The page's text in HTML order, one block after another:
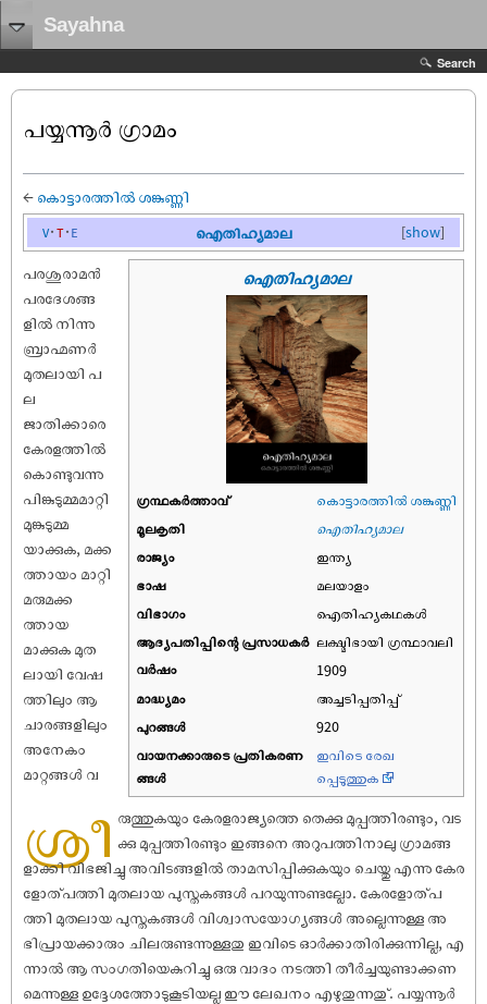
Sayahna
Search
പയ്യന്നൂർ ഗ്രാമം
← കൊട്ടാരത്തിൽ ശങ്കുണ്ണി
[show]
v t e ഐതിഹ്യമാല
ഐതിഹ്യമാല
ഗ്രന്ഥകർത്താവ്
കൊട്ടാരത്തിൽ ശങ്കുണ്ണി
മൂലകൃതി
ഐതിഹ്യമാല
രാജ്യം
ഇന്ത്യ
ഭാഷ
മലയാളം
വിഭാഗം
ഐതിഹ്യകഥകൾ
ആദ്യപതിപ്പിന്റെ പ്രസാധകര്‍ ലക്ഷ്മിഭായി ഗ്രന്ഥാവലി
വര്‍ഷം
1909
മാദ്ധ്യമം
അച്ചടിപ്പതിപ്പ്
പുറങ്ങള്‍
920
വായനക്കാരുടെ പ്രതികരണ
ങ്ങള്‍
ഇവിടെ രേഖ
പ്പെടുത്തുക
ശ്രീ
പരശുരാമൻ
പരദേശങ്ങ
ളിൽ നിന്നു
ബ്രാഹ്മണർ
മുതലായി പ
ല
ജാതിക്കാരെ
കേരളത്തിൽ
കൊണ്ടുവന്നു
പിങ്കുടുമ്മമാറ്റി
മുങ്കുടുമ്മ
യാക്കുക, മക്ക
ത്തായം മാറ്റി
മരുമക്ക
ത്തായ
മാക്കുക മുത
ലായി വേ‌ഷ
ത്തിലും ആ
ചാരങ്ങളിലും
അനേകം
മാറ്റങ്ങൾ വ
രുത്തുകയും കേരളരാജ്യത്തെ തെക്കു മുപ്പത്തിരണ്ടും, വട
ക്കു മുപ്പത്തിരണ്ടും ഇങ്ങനെ അറുപത്തിനാലു ഗ്രാമങ്ങ
ളാക്കി വിഭജിച്ചു അവിടങ്ങളിൽ താമസിപ്പിക്കുകയും ചെയ്തു എന്നു കേര
ളോത്പത്തി മുതലായ പുസ്തകങ്ങൾ പറയുന്നുണ്ടല്ലോ. കേരളോത്പ
ത്തി മുതലായ പുസ്തകങ്ങൾ വിശ്വാസയോഗ്യങ്ങൾ അല്ലെന്നുള്ള അ
ഭിപ്രായക്കാരും ചിലരുണ്ടന്നുള്ളതു ഇവിടെ ഓർക്കാതിരിക്കുന്നില്ല, എ
ന്നാൽ ആ സംഗതിയെകുറിച്ചു ഒരു വാദം നടത്തി തീർച്ചയുണ്ടാക്കണ
മെന്നുള്ള ഉദ്ദേശത്തോടുകൂടിയല്ല ഈ ലേഖനം എഴുതുന്നതു്. പയ്യന്നൂർ